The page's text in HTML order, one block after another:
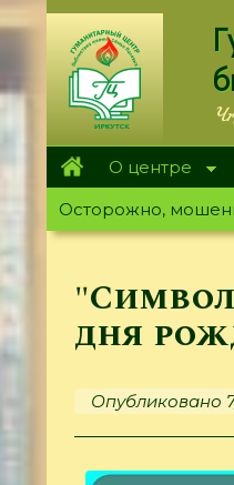
Перейти
к
основному
содержанию
О центре
Осторожно,
дня
Опубликовано